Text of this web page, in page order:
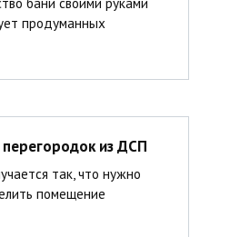
продуманных
перегородок из ДСП
так, что нужно
помещение